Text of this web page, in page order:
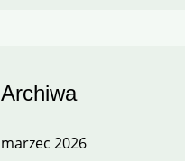
Archiwa
marzec 2026